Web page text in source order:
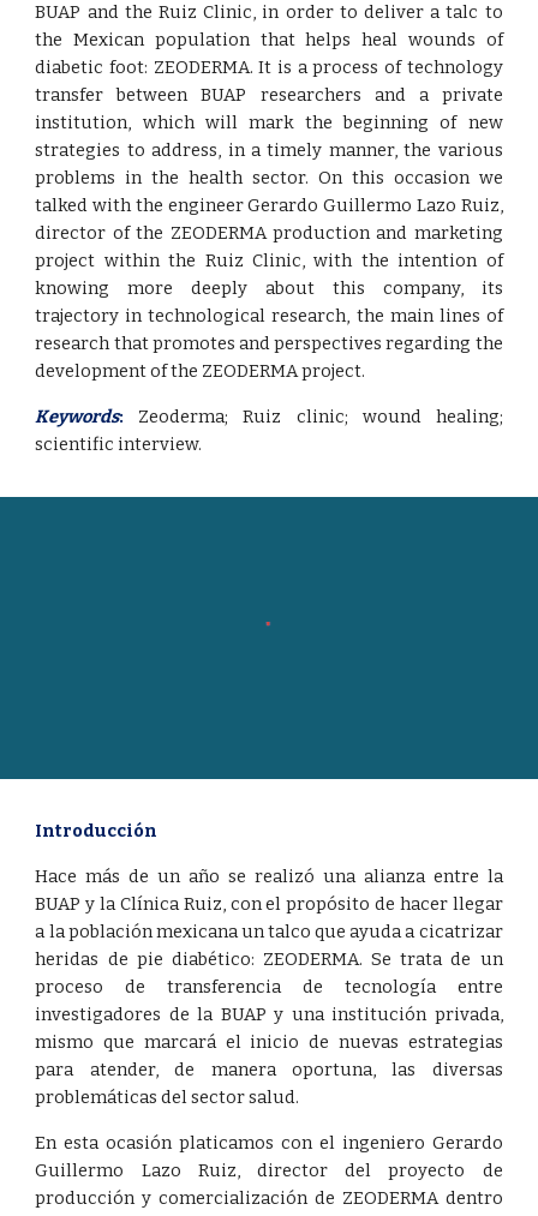
BUAP and the Ruiz Clinic, in order to deliver a talc to
the Mexican population that helps heal wounds of
diabetic foot: ZEODERMA. It is a process of technology
transfer between BUAP researchers and a private
institution, which will mark the beginning of new
strategies to address, in a timely manner, the various
problems in the health sector. On this occasion we
talked with the engineer Gerardo Guillermo Lazo Ruiz,
director of the ZEODERMA production and marketing
project within the Ruiz Clinic, with the intention of
knowing more deeply about this company, its
trajectory in technological research, the main lines of
research that promotes and perspectives regarding the
development of the ZEODERMA project.
Keywords:
Zeoderma; Ruiz clinic; wound healing;
scientific interview.
Introducción
Hace más de un año se realizó una alianza entre la
BUAP y la Clínica Ruiz, con el propósito de hacer llegar
a la población mexicana un talco que ayuda a cicatrizar
heridas de pie diabético: ZEODERMA. Se trata de un
proceso de transferencia de tecnología entre
investigadores de la BUAP y una institución privada,
mismo que marcará el inicio de nuevas estrategias
para atender, de manera oportuna, las diversas
problemáticas del sector salud.
En esta ocasión platicamos con el ingeniero Gerardo
Guillermo Lazo Ruiz, director del proyecto de
producción y comercialización de ZEODERMA dentro